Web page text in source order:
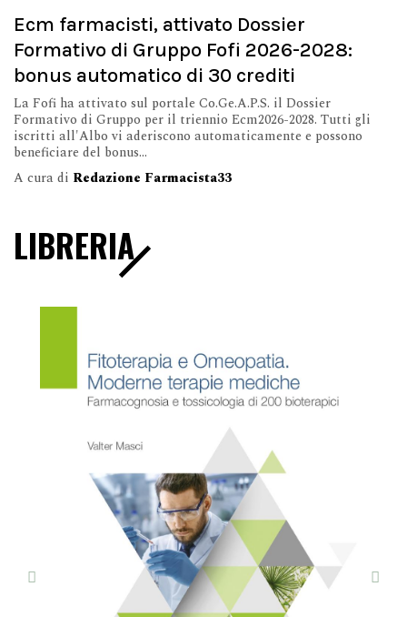
Ecm farmacisti, attivato Dossier
Formativo di Gruppo Fofi 2026-2028:
bonus automatico di 30 crediti
La Fofi ha attivato sul portale Co.Ge.A.P.S. il Dossier
Formativo di Gruppo per il triennio Ecm2026-2028. Tutti gli
iscritti all'Albo vi aderiscono automaticamente e possono
beneficiare del bonus...
A cura di Redazione Farmacista33
LIBRERIA